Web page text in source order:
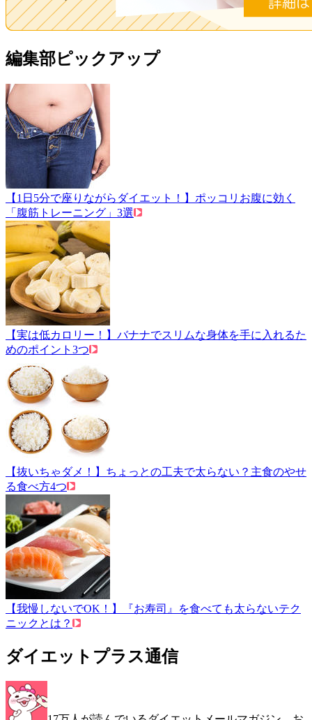
編集部ピックアップ
【1日5分で座りながらダイエット！】ポッコリお腹に効く
「腹筋トレーニング」3選
【実は低カロリー！】バナナでスリムな身体を手に入れるた
めのポイント3つ
【抜いちゃダメ！】ちょっとの工夫で太らない？主食のやせ
る食べ方4つ
【我慢しないでOK！】『お寿司』を食べても太らないテク
ニックとは？
ダイエットプラス通信